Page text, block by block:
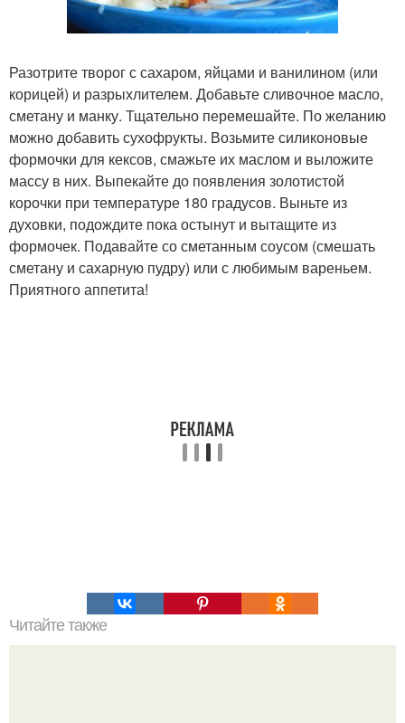
Разотрите творог с сахаром, яйцами и ванилином (или
корицей) и разрыхлителем. Добавьте сливочное масло,
сметану и манку. Тщательно перемешайте. По желанию
можно добавить сухофрукты. Возьмите силиконовые
формочки для кексов, смажьте их маслом и выложите
массу в них. Выпекайте до появления золотистой
корочки при температуре 180 градусов. Выньте из
духовки, подождите пока остынут и вытащите из
формочек. Подавайте со сметанным соусом (смешать
сметану и сахарную пудру) или с любимым вареньем.
Приятного аппетита!
Читайте также